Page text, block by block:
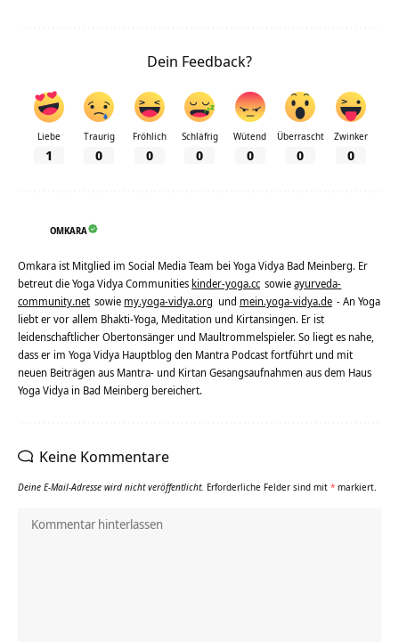
Dein Feedback?
Liebe
1
Traurig
0
Fröhlich
0
Schläfrig
0
Wütend
0
Überrascht
0
Zwinker
0
OMKARA
Omkara ist Mitglied im Social Media Team bei Yoga Vidya Bad Meinberg. Er
betreut die Yoga Vidya Communities kinder-yoga.cc sowieayurveda-
community.net sowie my.yoga-vidya.org und mein.yoga-vidya.de - An Yoga
liebt er vor allem Bhakti-Yoga, Meditation und Kirtansingen. Er ist
leidenschaftlicher Obertonsänger und Maultrommelspieler. So liegt es nahe,
dass er im Yoga Vidya Hauptblog den Mantra Podcast fortführt und mit
neuen Beiträgen aus Mantra- und Kirtan Gesangsaufnahmen aus dem Haus
Yoga Vidya in Bad Meinberg bereichert.
Keine Kommentare
Deine E-Mail-Adresse wird nicht veröffentlicht. Erforderliche Felder sind mit * markiert.